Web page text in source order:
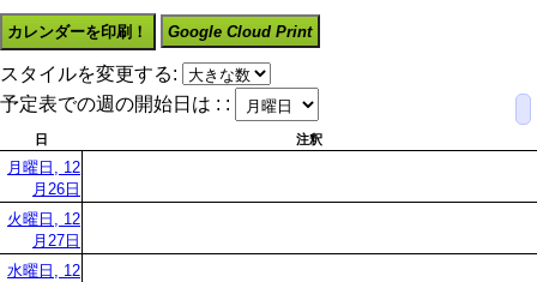
カレンダーを印刷！ Google Cloud Print
スタイルを変更する:
予定表での週の開始日は : :
日 注釈
月曜日, 12
月26日
火曜日, 12
月27日
水曜日, 12